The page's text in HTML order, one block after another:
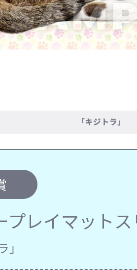
プレイマット
」